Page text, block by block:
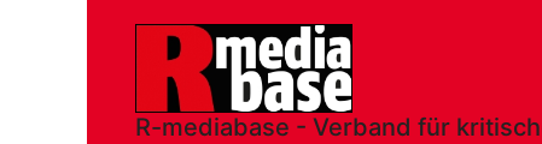
R-mediabase - Verband für